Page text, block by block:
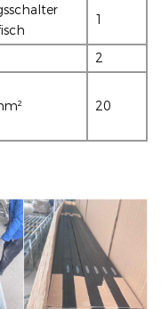
1
2
20